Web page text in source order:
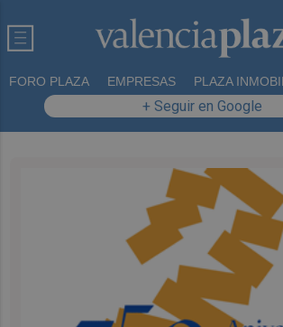
FORO PLAZA EMPRESAS PLAZA
+ Seguir en Google